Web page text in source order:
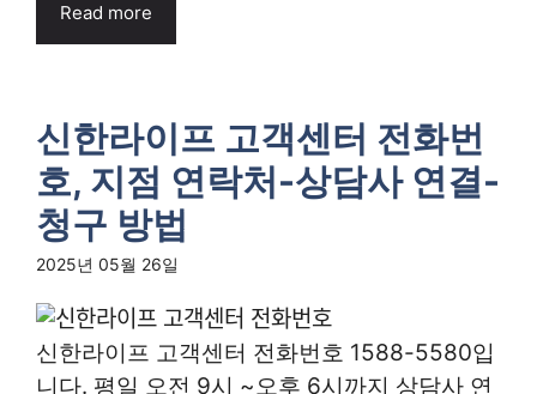
Read more
신한라이프 고객센터 전화번
호, 지점 연락처-상담사 연결-
청구 방법
2025년 05월 26일
신한라이프 고객센터 전화번호 1588-5580입
니다. 평일 오전 9시 ~오후 6시까지 상담사 연